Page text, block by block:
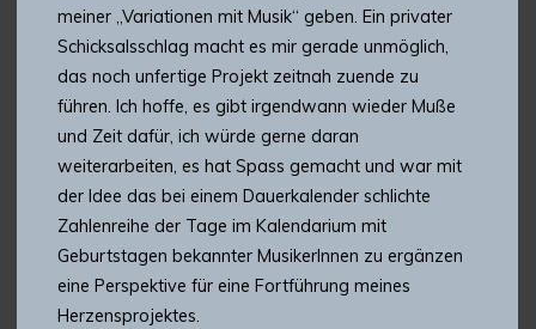
meiner „Variationen mit Musik“ geben. Ein privater
Schicksalsschlag macht es mir gerade unmöglich,
das noch unfertige Projekt zeitnah zuende zu
führen. Ich hoffe, es gibt irgendwann wieder Muße
und Zeit dafür, ich würde gerne daran
weiterarbeiten, es hat Spass gemacht und war mit
der Idee das bei einem Dauerkalender schlichte
Zahlenreihe der Tage im Kalendarium mit
Geburtstagen bekannter MusikerInnen zu ergänzen
eine Perspektive für eine Fortführung meines
Herzensprojektes.